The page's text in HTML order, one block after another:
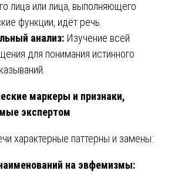
лица или лица, выполняющего
функции, идёт речь.
анализ: Изучение всей
для понимания истинного
маркеры и признаки,
экспертом
характерные паттерны и замены:
на эвфемизмы: